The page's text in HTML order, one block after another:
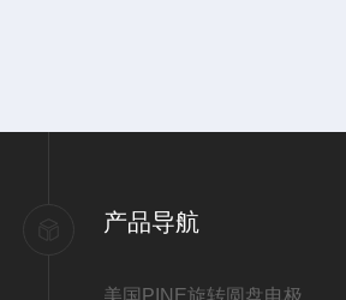
产品导航
美国PINE旋转圆盘电极